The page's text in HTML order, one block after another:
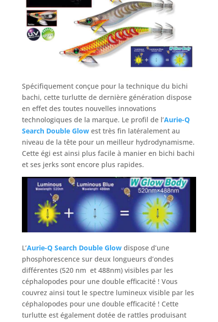
Spécifiquement conçue pour la technique du bichi
bachi, cette turlutte de dernière génération dispose
en effet des toutes nouvelles innovations
technologiques de la marque. Le profil de l’Aurie-Q
Search Double Glowest très fin latéralement au
niveau de la tête pour un meilleur hydrodynamisme.
Cette égi est ainsi plus facile à manier en bichi bachi
et ses jerks sont encore plus rapides.
L’Aurie-Q Search Double Glowdispose d’une
phosphorescence sur deux longueurs d’ondes
différentes (520 nm et 488nm) visibles par les
céphalopodes pour une double efficacité ! Vous
couvrez ainsi tout le spectre lumineux visible par les
céphalopodes pour une double efficacité ! Cette
turlutte est également dotée de rattles produisant